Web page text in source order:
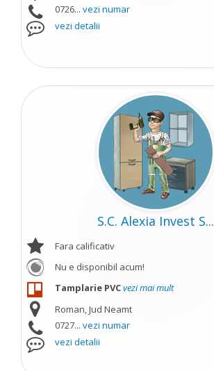
0726... vezi numar
vezi detalii
S.C. Alexia Invest S...
Fara calificativ
Nu e disponibil acum!
Tamplarie PVCvezi mai mult
Roman, Jud Neamt
0727... vezi numar
vezi detalii